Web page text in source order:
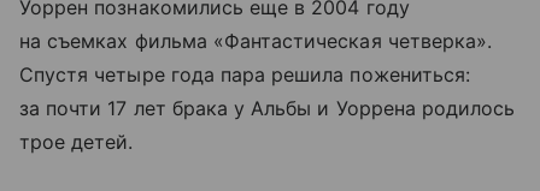
Уоррен познакомились еще в 2004 году
на съемках фильма «Фантастическая четверка».
Спустя четыре года пара решила пожениться:
за почти 17 лет брака у Альбы и Уоррена родилось
трое детей.